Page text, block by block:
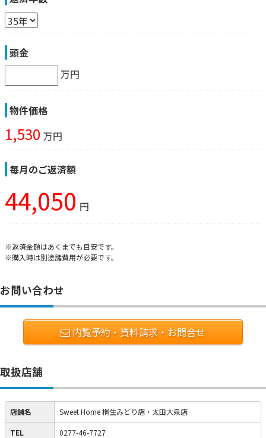
頭金
万円
物件価格
1,530 万円
毎月のご返済額
44,050 円
※返済金額はあくまでも目安です。
※購入時は別途諸費用が必要です。
お問い合わせ
内覧予約・資料請求・お問合せ
取扱店舗
店舗名 Sweet Home 桐生みどり店・太田大泉店
TEL 0277-46-7727